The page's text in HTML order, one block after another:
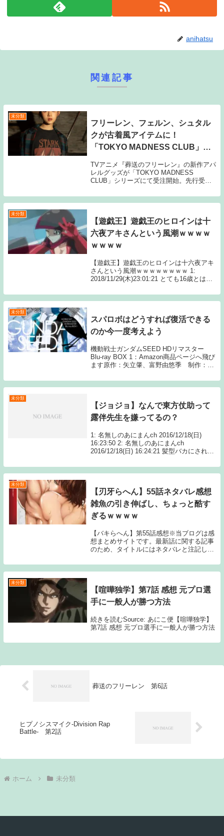
anihatsu
関連記事
未分類
フリーレン、フェルン、シュタル
クが古着風アイテムに！
「TOKYO MADNESS CLUB」と
TVアニメ『葬送のフリーレン』の新作アパ
レルグッズが「TOKYO MADNESS
CLUB」シリーズにて受注開始。先行受注
っている。
未分類
【遊戯王】遊戯王のヒロインは十
六夜アキさんという風潮ｗｗｗｗ
ｗｗｗｗ
【遊戯王】遊戯王のヒロインは十六夜アキ
さんという風潮ｗｗｗｗｗｗｗｗ 1:
2018/11/29(木)23:01:21 とても16歳とは思
王】遊戯王のヒロインは十六夜アキさんと
いう風潮ｗｗｗｗ...
未分類
スパロボはどうすれば復活できる
のか今一度考えよう
機動戦士ガンダムSEED HDリマスター
Blu-ray BOX 1：Amazon商品ページへ飛び
ます原作：矢立肇、富野由悠季 制作：サ
名無しさん 30で一瞬だけ復活したぞ 7: 名
無しさん ...
未分類
【ジョジョ】なんで東方仗助って
露伴先生を嫌ってるの？
1: 名無しのあにまんch 2016/12/18(日)
16:23:50 2: 名無しのあにまんch
2016/12/18(日) 16:24:21 髪型バカにされた
ch 2016 Source: あ...
未分類
【刃牙らへん】55話ネタバレ感想
雑魚の引き伸ばし、ちょっと酷す
ぎるｗｗｗｗ
【バキらへん】第55話感想※当ブログは感
想まとめサイトです。最新話に関する記事
のため、タイトルにはネタバレと注記して
しやスクリーンショットの画像等、内容の
詳細に触れる情報は一切公開しておりませ
未分類
【喧嘩独学】第7話 感想 元プロ選
手に一般人が勝つ方法
続きを読むSource: あにこ便【喧嘩独学】
第7話 感想 元プロ選手に一般人が勝つ方法
葬送のフリーレン 第6話
ヒプノシスマイク-Division Rap
Battle- 第2話
ホーム 未分類